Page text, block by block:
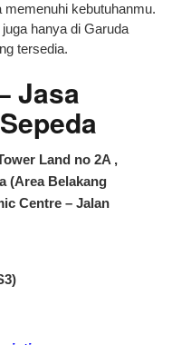
kebutuhanmu.
hanya di Garuda
tersedia.
Jasa
Land no 2A ,
(Area Belakang
Centre – Jalan